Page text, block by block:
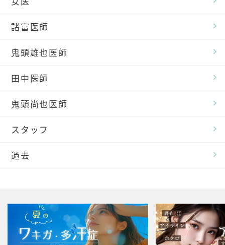
諸富医師
鬼頭雄也医師
田中医師
鬼頭尚也医師
スタッフ
過去